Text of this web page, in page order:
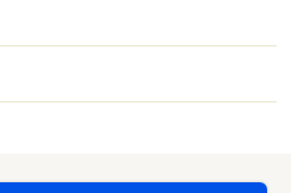
に基づき支払う金額の総額を
１６，５００円～・維持費
ＰＰＯＲＴ２４１，３２０円
に行かなくてもインターホン